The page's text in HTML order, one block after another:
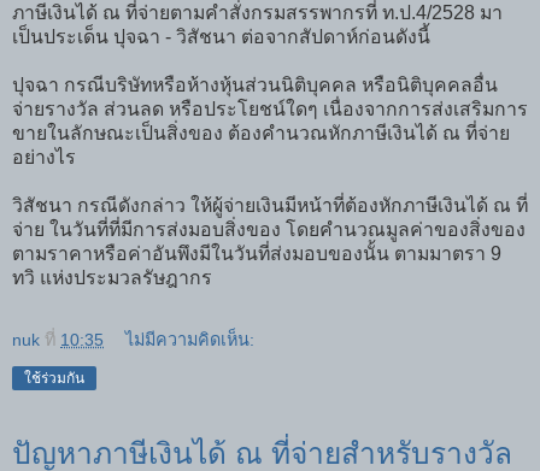
ภาษีเงินได้ ณ ที่จ่ายตามคำสั่งกรมสรรพากรที่ ท.ป.4/2528 มา
เป็นประเด็น ปุจฉา - วิสัชนา ต่อจากสัปดาห์ก่อนดังนี้
ปุจฉา กรณีบริษัทหรือห้างหุ้นส่วนนิติบุคคล หรือนิติบุคคลอื่น
จ่ายรางวัล ส่วนลด หรือประโยชน์ใดๆ เนื่องจากการส่งเสริมการ
ขายในลักษณะเป็นสิ่งของ ต้องคำนวณหักภาษีเงินได้ ณ ที่จ่าย
อย่างไร
วิสัชนา กรณีดังกล่าว ให้ผู้จ่ายเงินมีหน้าที่ต้องหักภาษีเงินได้ ณ ที่
จ่าย ในวันที่ที่มีการส่งมอบสิ่งของ โดยคำนวณมูลค่าของสิ่งของ
ตามราคาหรือค่าอันพึงมีในวันที่ส่งมอบของนั้น ตามมาตรา 9
ทวิ แห่งประมวลรัษฎากร
nuk ที่ 10:35 ไม่มีความคิดเห็น:
ใช้ร่วมกัน
ปัญหาภาษีเงินได้ ณ ที่จ่ายสำหรับรางวัล